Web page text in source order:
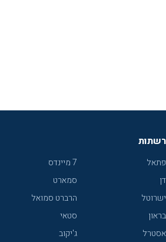
רשתות
פתאל
דן
ישרוטל
בראון
אסטרל
7 מיינדס
סמארט
הרברט סמואל
סטאי
ג'יקוב